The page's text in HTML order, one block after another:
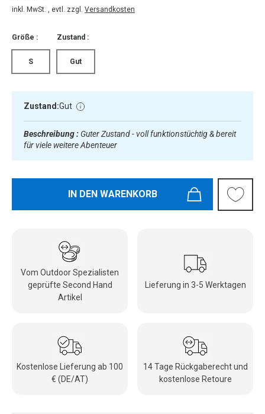
inkl. MwSt. , evtl. zzgl. Versandkosten
Größe :
S
Zustand :
Gut
Zustand:Gut
Beschreibung : Guter Zustand - voll funktionstüchtig & bereit
für viele weitere Abenteuer
IN DEN WARENKORB
Vom Outdoor Spezialisten
geprüfte Second Hand
Artikel
Lieferung in 3-5 Werktagen
Kostenlose Lieferung ab 100
€ (DE/AT)
14 Tage Rückgaberecht und
kostenlose Retoure